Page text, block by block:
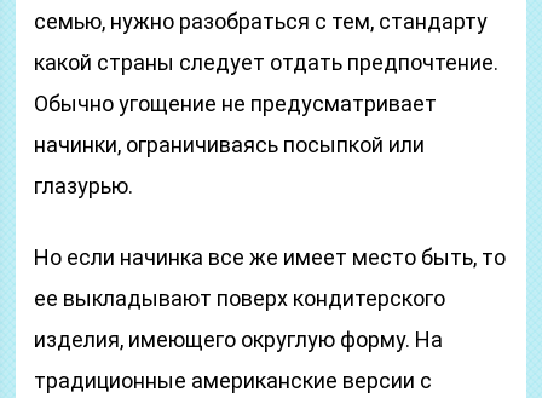
семью, нужно разобраться с тем, стандарту
какой страны следует отдать предпочтение.
Обычно угощение не предусматривает
начинки, ограничиваясь посыпкой или
глазурью.
Но если начинка все же имеет место быть, то
ее выкладывают поверх кондитерского
изделия, имеющего округлую форму. На
традиционные американские версии с